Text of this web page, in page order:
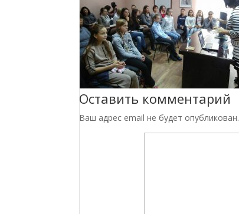
Оставить комментарий
Ваш адрес email не будет опубликован.